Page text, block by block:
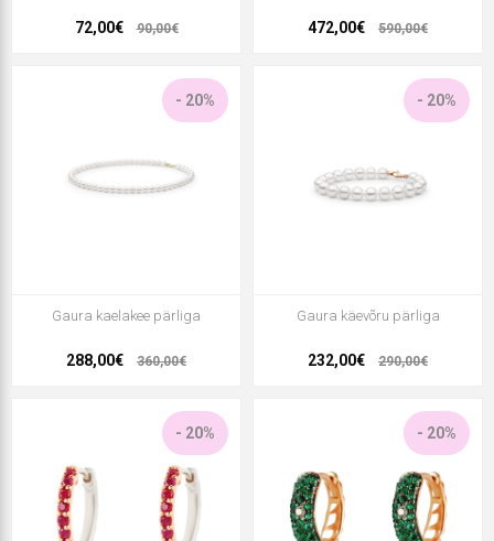
72,00€ 90,00€ 472,00€ 590,00€
- 20%
Gaura kaelakee pärliga
288,00€ 360,00€
- 20%
Gaura käevõru pärliga
232,00€ 290,00€
- 20% - 20%